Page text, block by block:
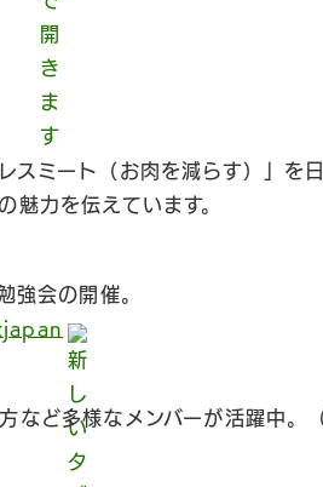
スミート（お肉を減らす）」を
魅力を伝えています。
強会の開催。
など多様なメンバーが活躍中。